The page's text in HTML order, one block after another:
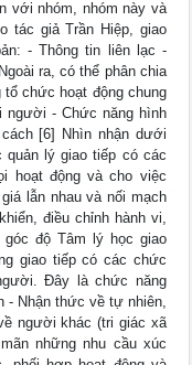
với nhóm, nhóm này và
tác giả Trần Hiệp, giao
- Thông tin liên lạc -
ra, có thể phân chia
chức hoạt động chung
người - Chức năng hình
[6] Nhìn nhận dưới
quản lý giao tiếp có các
hoạt động và cho việc
lẫn nhau và nối mạch
điều chỉnh hành vi,
độ Tâm lý học giao
giao tiếp có các chức
Đây là chức năng
- Nhận thức về tự nhiên,
người khác (tri giác xã
những nhu cầu xúc